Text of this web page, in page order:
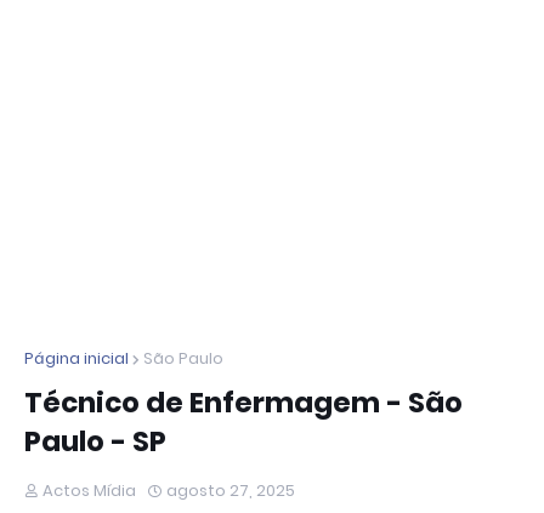
Página inicial São Paulo
Técnico de Enfermagem - São
Paulo - SP
Actos Mídia agosto 27, 2025